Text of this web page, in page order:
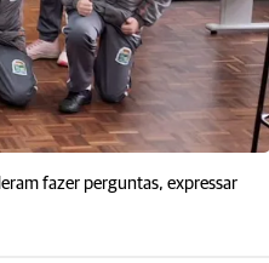
fazer perguntas, expressar